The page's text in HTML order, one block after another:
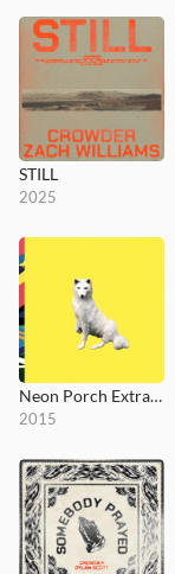
STILL
2025
Neon Porch Extravaganza
2015